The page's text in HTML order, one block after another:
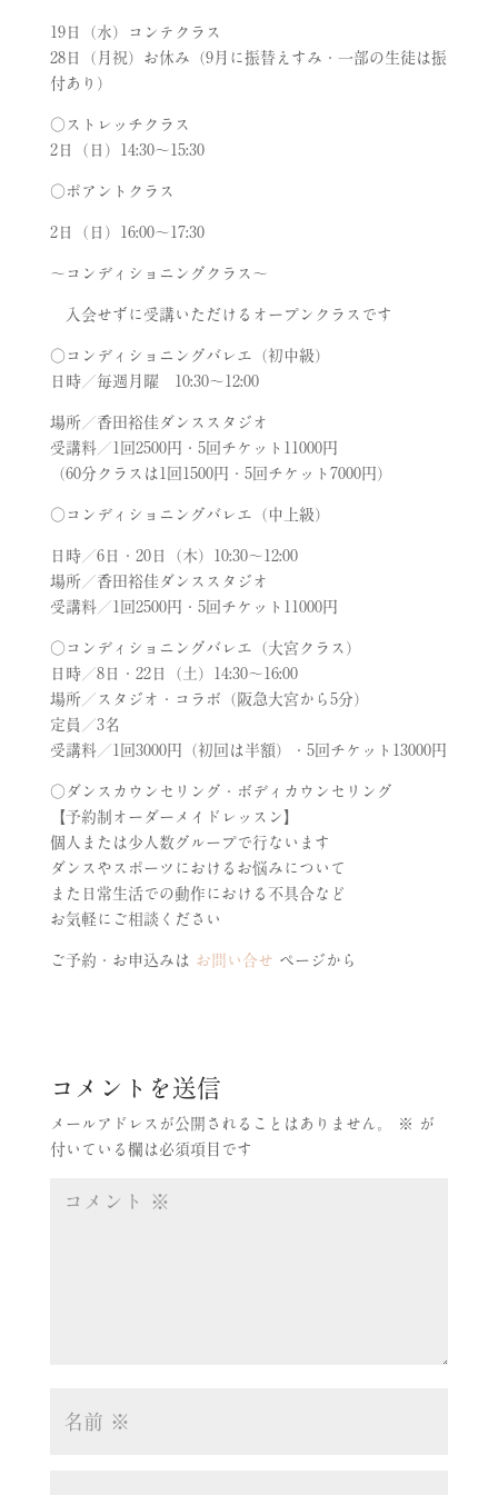
19日（水）コンテクラス
28日（月祝）お休み（9月に振替えすみ・一部の生徒は振
付あり）
○ストレッチクラス
2日（日）14:30〜15:30
○ポアントクラス
2日（日）16:00〜17:30
～コンディショニングクラス～
入会せずに受講いただけるオープンクラスです
○コンディショニングバレエ（初中級）
日時／毎週月曜 10:30～12:00
場所／香田裕佳ダンススタジオ
受講料／1回2500円・5回チケット11000円
（60分クラスは1回1500円・5回チケット7000円）
○コンディショニングバレエ（中上級）
日時／6日・20日（木）10:30～12:00
場所／香田裕佳ダンススタジオ
受講料／1回2500円・5回チケット11000円
○コンディショニングバレエ（大宮クラス）
日時／8日・22日（土）14:30～16:00
場所／スタジオ・コラボ（阪急大宮から5分）
定員／3名
受講料／1回3000円（初回は半額）・5回チケット13000円
○ダンスカウンセリング・ボディカウンセリング
【予約制オーダーメイドレッスン】
個人または少人数グループで行ないます
ダンスやスポーツにおけるお悩みについて
また日常生活での動作における不具合など
お気軽にご相談ください
ご予約・お申込みは お問い合せ ページから
コメントを送信
メールアドレスが公開されることはありません。 ※
が
付いている欄は必須項目です